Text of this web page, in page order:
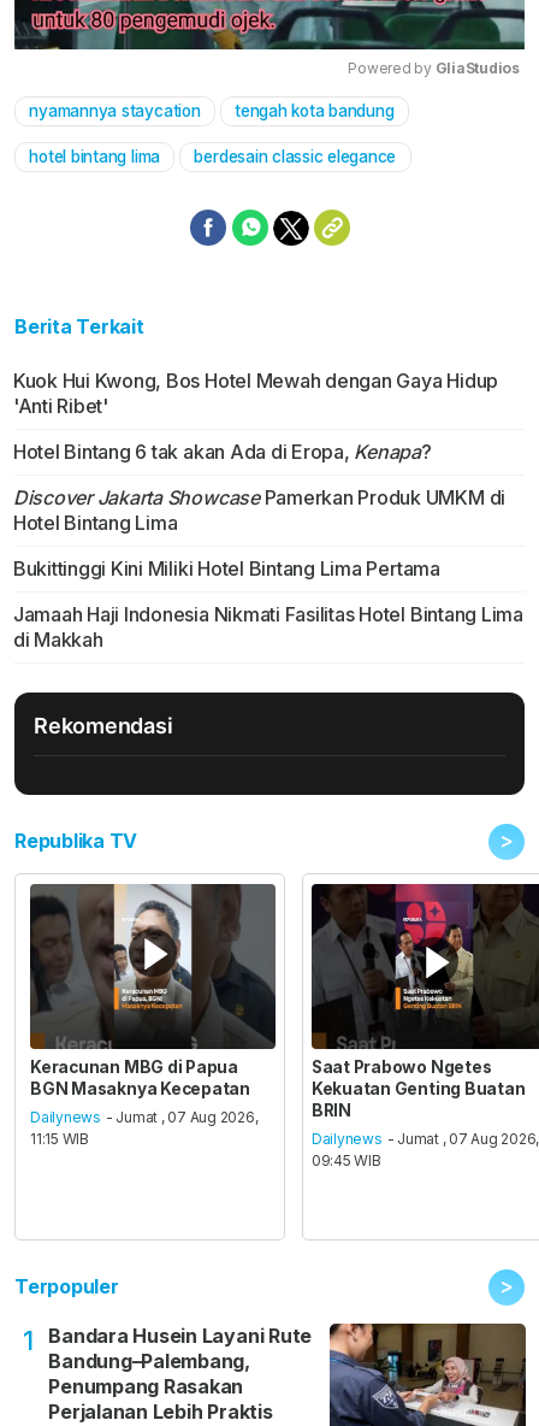
Powered by GliaStudios
nyamannya staycation tengah kota bandung
hotel bintang lima berdesain classic elegance
Berita Terkait
Kuok Hui Kwong, Bos Hotel Mewah dengan Gaya Hidup
'Anti Ribet'
Hotel Bintang 6 tak akan Ada di Eropa, Kenapa?
Discover Jakarta Showcase Pamerkan Produk UMKM di
Hotel Bintang Lima
Bukittinggi Kini Miliki Hotel Bintang Lima Pertama
Jamaah Haji Indonesia Nikmati Fasilitas Hotel Bintang Lima
di Makkah
Rekomendasi
Republika TV >
Keracunan MBG di Papua
BGN Masaknya Kecepatan
Dailynews - Jumat , 07 Aug 2026,
11:15 WIB
Saat Prabowo Ngetes
Kekuatan Genting Buatan
BRIN
Dailynews - Jumat , 07 Aug 2026,
09:45 WIB
Terpopuler >
1
Bandara Husein Layani Rute
Bandung–Palembang,
Penumpang Rasakan
Perjalanan Lebih Praktis